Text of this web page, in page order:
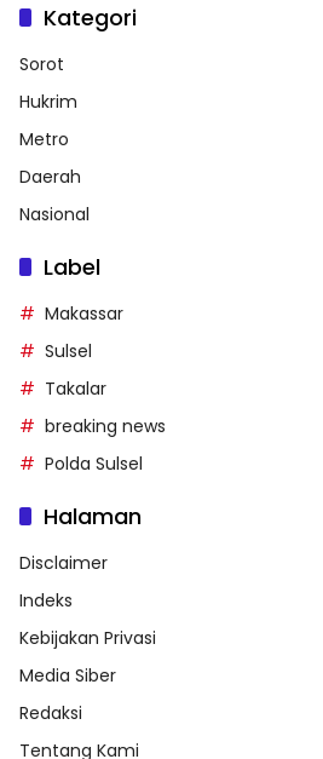
Kategori
Sorot
Hukrim
Metro
Daerah
Nasional
Label
Makassar
Sulsel
Takalar
breaking news
Polda Sulsel
Halaman
Disclaimer
Indeks
Kebijakan Privasi
Media Siber
Redaksi
Tentang Kami